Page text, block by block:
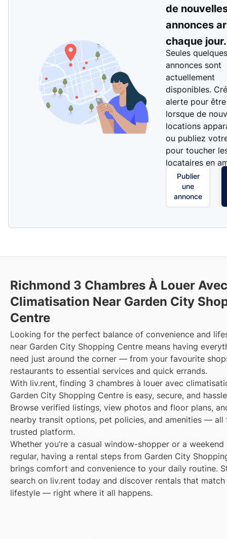
de
annonces
chaque jour.
Seules quelques
annonces sont
actuellement
disponibles.
alerte pour
lorsque de
locations
ou publiez
pour toucher
locataires en
Publier
une
annonce
Richmond 3 Chambres À Louer Avec
Climatisation Near Garden City
Centre
Looking for the perfect balance of convenience and
near Garden City Shopping Centre means having
need just around the corner — from your favourite
restaurants to essential services and quick errands.
With liv.rent, finding 3 chambres à louer avec
Garden City Shopping Centre is easy, secure, and
Browse verified listings, view photos and floor plans,
nearby transit options, pet policies, and amenities — all
trusted platform.
Whether you’re a casual window-shopper or a weekend
regular, having a rental steps from Garden City
brings comfort and convenience to your daily routine.
search on liv.rent today and discover rentals that
lifestyle — right where it all happens.